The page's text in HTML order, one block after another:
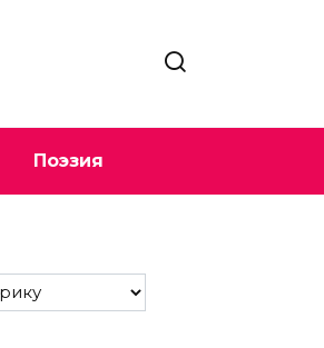
Поэзия